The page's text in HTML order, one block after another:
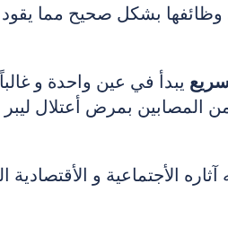
وظائفها بشكل صحيح مما
يبدأ في عين واحدة و
الأجتماعية و